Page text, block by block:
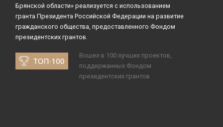
Брянской области» реализуется с использованием
гранта Президента Российской Федерации на развитие
гражданского общества, предоставленного Фондом
президентских грантов.
Вошел в 100 лучших проектов,
поддержанных Фондом
президентских грантов